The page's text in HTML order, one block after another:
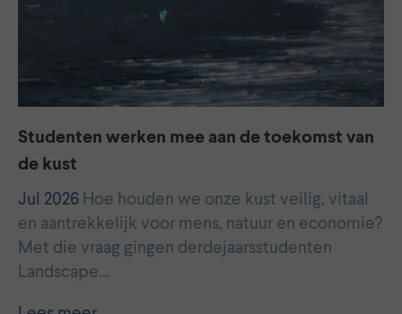
Studenten werken mee aan de toekomst van
de kust
Jul 2026 Hoe houden we onze kust veilig, vitaal
en aantrekkelijk voor mens, natuur en economie?
Met die vraag gingen derdejaarsstudenten
Landscape…